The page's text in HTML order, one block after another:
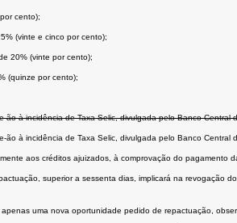
cento);
(vinte e cinco por cento);
20% (vinte por cento);
(quinze por cento);
ão à incidência de Taxa Selic, divulgada pelo Banco
ão à incidência de Taxa Selic, divulgada pelo Banco Central
aos créditos ajuizados, à comprovação do pagamento
superior a sessenta dias, implicará na
uma nova oportunidade pedido de repactuação,